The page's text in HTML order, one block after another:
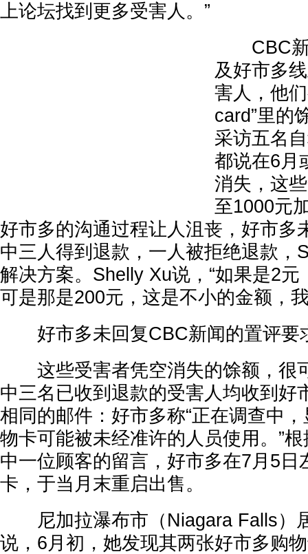
上论坛找到更多受害人。”
CBC新
及好市多
害人，他
card”里的
采访五名
都说在6月
消失，这
至1000元
好市多的沟通过程让人沮丧，好市多
中三人得到退款，一人被拒绝退款，
解决方案。Shelly Xu说，“如果是2
可是那是200元，这是不小的金额，
好市多未回复CBC新闻的置评要
这些受害者凭空消失的馀额，很
中三名已收到退款的受害人均收到好
相同的邮件：好市多称“正在调查中
物卡可能被未经准许的人员使用。”
中一位顾客的留言，好市多在7月5日
卡，于当月末重启出售。
尼加拉瀑布市（Niagara Falls）
说，6月初，她发现其两张好市多购